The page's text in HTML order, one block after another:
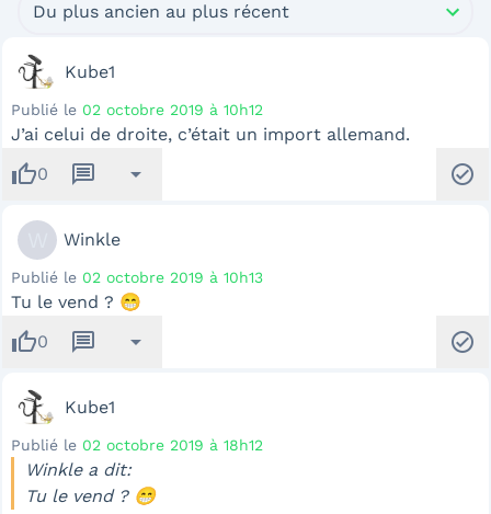
Du plus ancien au plus récent
Kube1
Publié le 02 octobre 2019 à 10h12
J’ai celui de droite, c’était un import allemand.
thumb_up0 message arrow_drop_down check_circle
Winkle
Publié le 02 octobre 2019 à 10h13
Tu le vend ? 😁
thumb_up0 message arrow_drop_down check_circle
Kube1
Publié le 02 octobre 2019 à 18h12
Winkle a dit:
Tu le vend ? 😁